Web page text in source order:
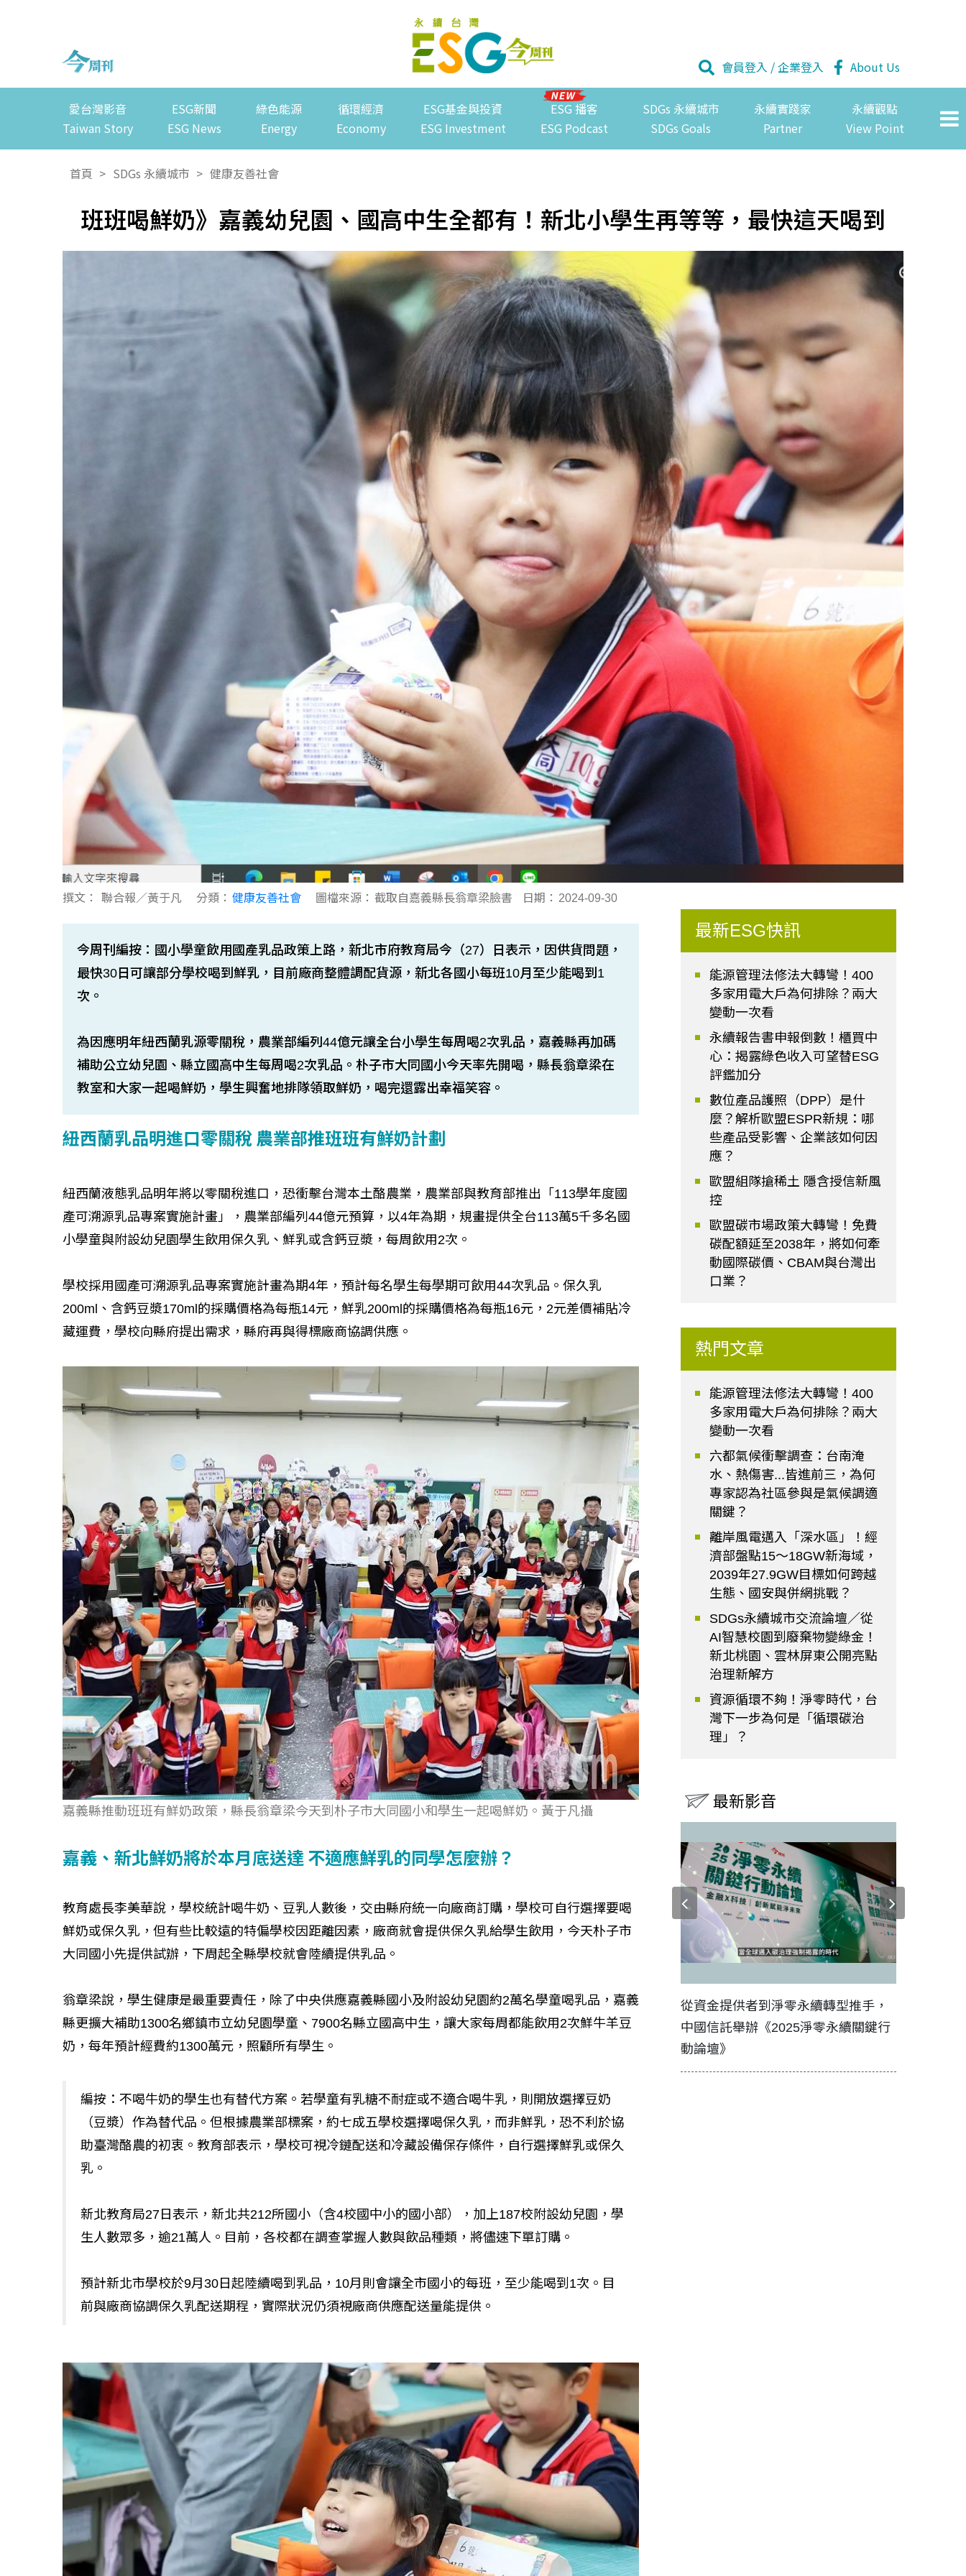
會員登入 /企業登入 About Us
愛台灣影音
Taiwan Story
ESG新聞
ESG News
綠色能源
Energy
循環經濟
Economy
ESG基金與投資
ESG Investment
ESG 播客
ESG Podcast
SDGs 永續城市
SDGs Goals
永續實踐家
Partner
永續觀點
View Point
首頁 > SDGs 永續城市 > 健康友善社會
班班喝鮮奶》嘉義幼兒園、國高中生全都有！新北小學生再等等，最快這天喝到
撰文： 聯合報／黃于凡 分類： 健康友善社會 圖檔來源： 截取自嘉義縣長翁章梁臉書 日期： 2024-09-30
今周刊編按：國小學童飲用國產乳品政策上路，新北市府教育局今（27）日表示，因供貨問題，
最快30日可讓部分學校喝到鮮乳，目前廠商整體調配貨源，新北各國小每班10月至少能喝到1
次。
為因應明年紐西蘭乳源零關稅，農業部編列44億元讓全台小學生每周喝2次乳品，嘉義縣再加碼
補助公立幼兒園、縣立國高中生每周喝2次乳品。朴子市大同國小今天率先開喝，縣長翁章梁在
教室和大家一起喝鮮奶，學生興奮地排隊領取鮮奶，喝完還露出幸福笑容。
紐西蘭乳品明進口零關稅 農業部推班班有鮮奶計劃
紐西蘭液態乳品明年將以零關稅進口，恐衝擊台灣本土酪農業，農業部與教育部推出「113學年度國
產可溯源乳品專案實施計畫」，農業部編列44億元預算，以4年為期，規畫提供全台113萬5千多名國
小學童與附設幼兒園學生飲用保久乳、鮮乳或含鈣豆漿，每周飲用2次。
學校採用國產可溯源乳品專案實施計畫為期4年，預計每名學生每學期可飲用44次乳品。保久乳
200ml、含鈣豆漿170ml的採購價格為每瓶14元，鮮乳200ml的採購價格為每瓶16元，2元差價補貼冷
藏運費，學校向縣府提出需求，縣府再與得標廠商協調供應。
嘉義縣推動班班有鮮奶政策，縣長翁章梁今天到朴子市大同國小和學生一起喝鮮奶。黃于凡攝
嘉義、新北鮮奶將於本月底送達 不適應鮮乳的同學怎麼辦？
教育處長李美華說，學校統計喝牛奶、豆乳人數後，交由縣府統一向廠商訂購，學校可自行選擇要喝
鮮奶或保久乳，但有些比較遠的特偏學校因距離因素，廠商就會提供保久乳給學生飲用，今天朴子市
大同國小先提供試辦，下周起全縣學校就會陸續提供乳品。
翁章梁說，學生健康是最重要責任，除了中央供應嘉義縣國小及附設幼兒園約2萬名學童喝乳品，嘉義
縣更擴大補助1300名鄉鎮市立幼兒園學童、7900名縣立國高中生，讓大家每周都能飲用2次鮮牛羊豆
奶，每年預計經費約1300萬元，照顧所有學生。
編按：不喝牛奶的學生也有替代方案。若學童有乳糖不耐症或不適合喝牛乳，則開放選擇豆奶
（豆漿）作為替代品。但根據農業部標案，約七成五學校選擇喝保久乳，而非鮮乳，恐不利於協
助臺灣酪農的初衷。教育部表示，學校可視冷鏈配送和冷藏設備保存條件，自行選擇鮮乳或保久
乳。
新北教育局27日表示，新北共212所國小（含4校國中小的國小部），加上187校附設幼兒園，學
生人數眾多，逾21萬人。目前，各校都在調查掌握人數與飲品種類，將儘速下單訂購。
預計新北市學校於9月30日起陸續喝到乳品，10月則會讓全市國小的每班，至少能喝到1次。目
前與廠商協調保久乳配送期程，實際狀況仍須視廠商供應配送量能提供。
最新ESG快訊
能源管理法修法大轉彎！400
多家用電大戶為何排除？兩大
變動一次看
永續報告書申報倒數！櫃買中
心：揭露綠色收入可望替ESG
評鑑加分
數位產品護照（DPP）是什
麼？解析歐盟ESPR新規：哪
些產品受影響、企業該如何因
應？
歐盟組隊搶稀土 隱含授信新風
控
歐盟碳市場政策大轉彎！免費
碳配額延至2038年，將如何牽
動國際碳價、CBAM與台灣出
口業？
熱門文章
能源管理法修法大轉彎！400
多家用電大戶為何排除？兩大
變動一次看
六都氣候衝擊調查：台南淹
水、熱傷害...皆進前三，為何
專家認為社區參與是氣候調適
關鍵？
離岸風電邁入「深水區」！經
濟部盤點15～18GW新海域，
2039年27.9GW目標如何跨越
生態、國安與併網挑戰？
SDGs永續城市交流論壇／從
AI智慧校園到廢棄物變綠金！
新北桃園、雲林屏東公開亮點
治理新解方
資源循環不夠！淨零時代，台
灣下一步為何是「循環碳治
理」？
最新影音
如何守護每個生命的轉折點？ 醫務社
工改變病患命運的真實故事
【故事精華】從黑暗到光明 見證醫務
社工如何改變生命的故事
從資金提供者到淨零永續轉型推手，
中國信託舉辦《2025淨零永續關鍵行
動論壇》